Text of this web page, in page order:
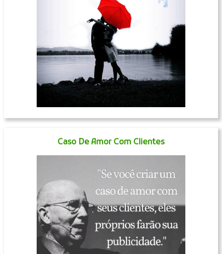
Caso De Amor Com Clientes